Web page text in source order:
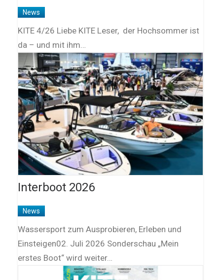
News
KITE 4/26 Liebe KITE Leser, der Hochsommer ist
da – und mit ihm…
Interboot 2026
News
Wassersport zum Ausprobieren, Erleben und
Einsteigen02. Juli 2026 Sonderschau „Mein
erstes Boot“ wird weiter…